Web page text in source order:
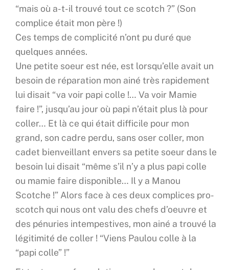
“mais où a-t-il trouvé tout ce scotch ?” (Son
complice était mon père !)
Ces temps de complicité n’ont pu duré que
quelques années.
Une petite soeur est née, est lorsqu’elle avait un
besoin de réparation mon ainé très rapidement
lui disait “va voir papi colle !… Va voir Mamie
faire !”, jusqu’au jour où papi n’était plus là pour
coller… Et là ce qui était difficile pour mon
grand, son cadre perdu, sans oser coller, mon
cadet bienveillant envers sa petite soeur dans le
besoin lui disait “même s’il n’y a plus papi colle
ou mamie faire disponible… Il y a Manou
Scotche !” Alors face à ces deux complices pro-
scotch qui nous ont valu des chefs d’oeuvre et
des pénuries intempestives, mon ainé a trouvé la
légitimité de coller ! “Viens Paulou colle à la
“papi colle” !”